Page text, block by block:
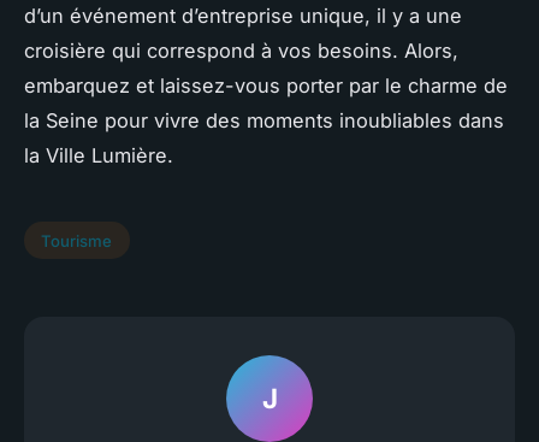
d’un événement d’entreprise unique, il y a une
croisière qui correspond à vos besoins. Alors,
embarquez et laissez-vous porter par le charme de
la Seine pour vivre des moments inoubliables dans
la Ville Lumière.
Tourisme
J